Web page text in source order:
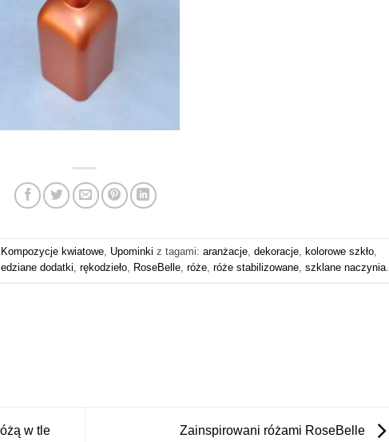
Kompozycje kwiatowe, Upominki z tagami: aranżacje, dekoracje, kolorowe szkło,
dodatki,rękodzieło, RoseBelle,róże,róże stabilizowane,szklane naczynia.
w tle Zainspirowani różami RoseBelle